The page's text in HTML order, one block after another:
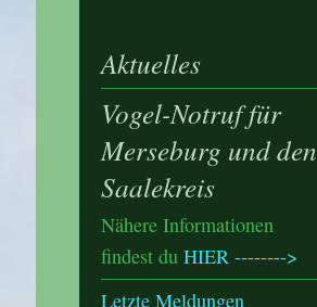
Aktuelles
Vogel-Notruf für
Merseburg und den
Saalekreis
Nähere Informationen
findest du HIER -------->
Letzte Meldungen